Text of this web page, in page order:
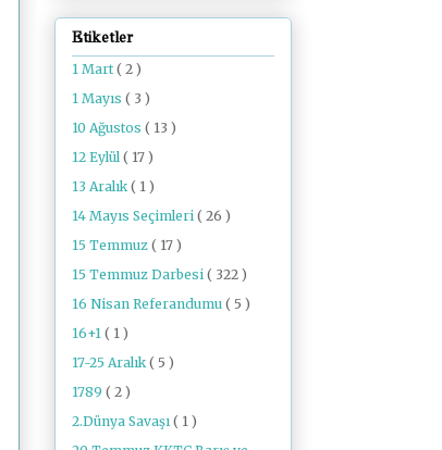
Etiketler
1 Mart ( 2 )
1 Mayıs ( 3 )
10 Ağustos ( 13 )
12 Eylül ( 17 )
13 Aralık ( 1 )
14 Mayıs Seçimleri ( 26 )
15 Temmuz ( 17 )
15 Temmuz Darbesi ( 322 )
16 Nisan Referandumu ( 5 )
16+1 ( 1 )
17-25 Aralık ( 5 )
1789 ( 2 )
2.Dünya Savaşı ( 1 )